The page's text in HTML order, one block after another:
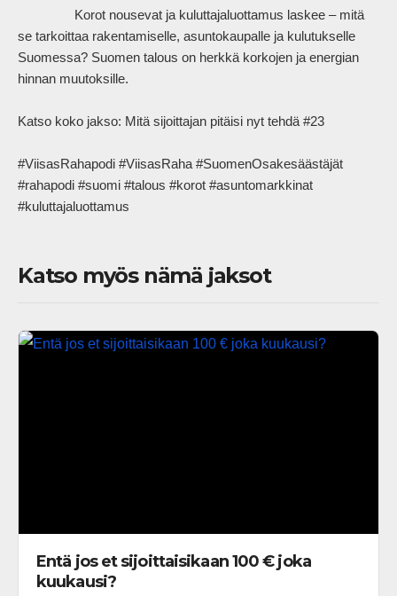
se tarkoittaa rakentamiselle, asuntokaupalle ja kulutukselle
Suomessa? Suomen talous on herkkä korkojen ja energian
hinnan muutoksille.
Katso koko jakso: Mitä sijoittajan pitäisi nyt tehdä #23
#ViisasRahapodi #ViisasRaha #SuomenOsakesäästäjät
#rahapodi #suomi #talous #korot #asuntomarkkinat
#kuluttajaluottamus
Katso myös nämä jaksot
Entä jos et sijoittaisikaan 100 € joka
kuukausi?